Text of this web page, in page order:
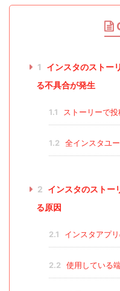
1
インスタのストー
る不具合が発生
1.1 ストーリーで
1.2 全インスタユ
2 インスタのストー
る原因
2.1 インスタアプ
2.2 使用している